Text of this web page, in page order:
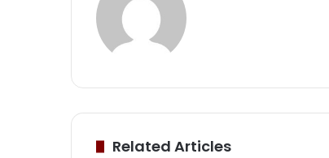
Related Articles